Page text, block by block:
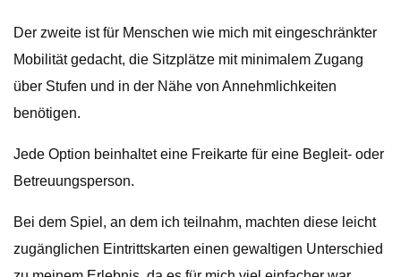
Der zweite ist für Menschen wie mich mit eingeschränkter
Mobilität gedacht, die Sitzplätze mit minimalem Zugang
über Stufen und in der Nähe von Annehmlichkeiten
benötigen.
Jede Option beinhaltet eine Freikarte für eine Begleit- oder
Betreuungsperson.
Bei dem Spiel, an dem ich teilnahm, machten diese leicht
zugänglichen Eintrittskarten einen gewaltigen Unterschied